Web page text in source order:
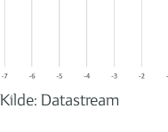
Kilde: Datastream